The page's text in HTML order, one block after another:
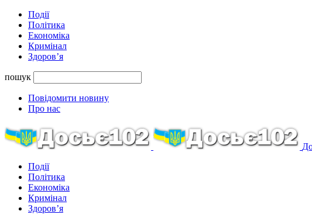
Події
Політика
Економіка
Кримінал
Здоров’я
пошук
Повідомити новину
Про нас
Події
Політика
Економіка
Кримінал
Здоров’я